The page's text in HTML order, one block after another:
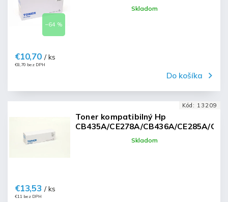
–64 %
Skladom
€8,70 bez DPH
€10,70 / ks
Do košíka
Toner kompatibilný Hp
CB435A/CE278A/CB436A/CE285A/
Skladom
€11 bez DPH
€13,53 / ks
Kód: 13209